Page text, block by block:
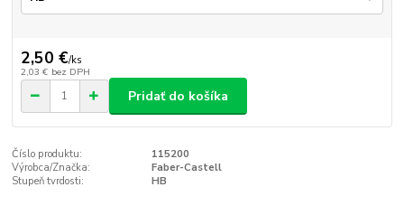
2,50 €/ks
2,03 € bez DPH
Pridať do košíka
Číslo produktu:
115200
Výrobca/Značka:
Faber-Castell
Stupeň tvrdosti:
HB